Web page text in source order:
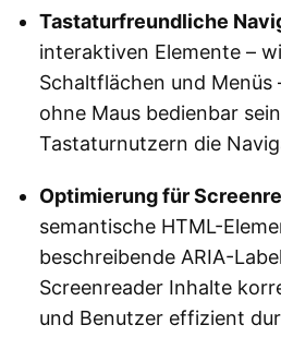
Tastaturfreundliche
interaktiven Elemente –
Schaltflächen und Menüs
ohne Maus bedienbar
Tastaturnutzern die
Optimierung für
semantische HTML-
beschreibende ARIA-
Screenreader Inhalte
und Benutzer effizient